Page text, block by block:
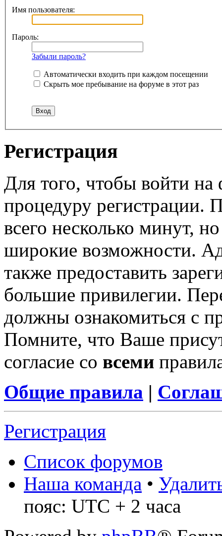
Имя пользователя:
Пароль:
Забыли пароль?
Автоматически входить при каждом посещении
Скрыть мое пребывание на форуме в этот раз
Регистрация
Для того, чтобы войти
процедуру регистрации.
всего несколько минут,
широкие возможности.
также предоставить
большие привилегии.
должны ознакомиться с
Помните, что Ваше
согласие со всеми
Общие правила |
Регистрация
Список форумов
Наша команда •
пояс: UTC + 2 часа